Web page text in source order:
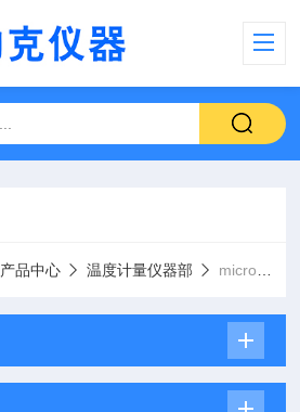
产品中心 温度计量仪器部 microK精密测温电桥